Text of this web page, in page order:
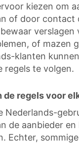
kiezen om
of door contact
of mazen
klanten
regels te volgen.
de regels voor
Nederlands-
de aanbieder
Echter,